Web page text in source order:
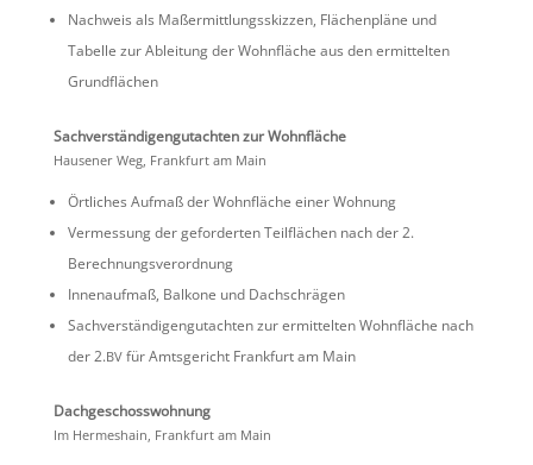
Nachweis als Maßer­mitt­lungs­skizzen, Flächen­pläne und
Tabelle zur Ablei­tung der Wohnfläche aus den ermit­telten
Grundflächen
Sachver­stän­di­gen­gut­achten zur Wohnfläche
Hausener Weg, Frank­furt am Main
Örtli­ches Aufmaß der Wohnfläche einer Wohnung
Vermes­sung der gefor­derten Teilflä­chen nach der 2.
Berechnungsverordnung
Innen­aufmaß, Balkone und Dachschrägen
Sachver­stän­di­gen­gut­achten zur ermit­telten Wohnfläche nach
der 2.BVfür Amtsge­richt Frank­furt am Main
Dachge­schoss­woh­nung
Im Hermes­hain, Frank­furt am Main